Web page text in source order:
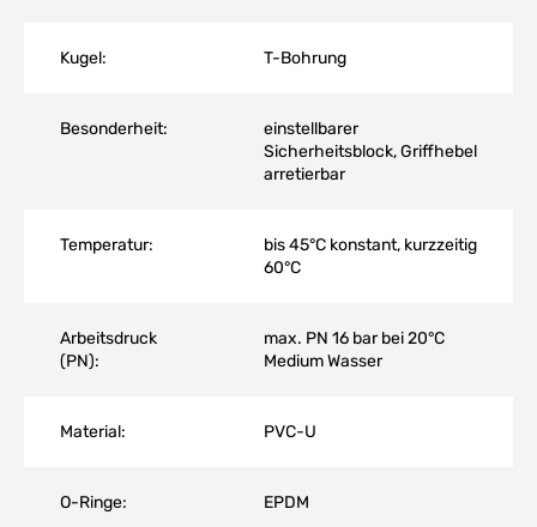
Kugel: T-Bohrung
Besonderheit:
einstellbarer
Sicherheitsblock, Griffhebel
arretierbar
Temperatur:
bis 45°C konstant, kurzzeitig
60°C
Arbeitsdruck
(PN):
max. PN 16 bar bei 20°C
Medium Wasser
Material: PVC-U
O-Ringe: EPDM